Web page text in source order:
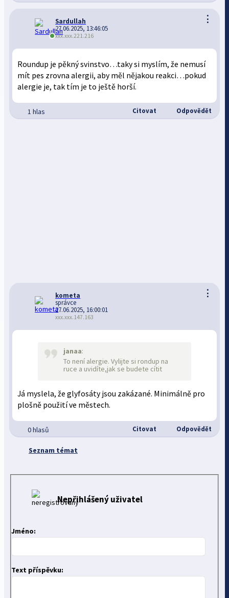
⋮
Sardullah
27.06.2025, 13:46:05
xxx.xxx.221.216
Roundup je pěkný svinstvo…taky si myslím, že nemusí
mít pes zrovna alergii, aby měl nějakou reakci…pokud
alergie je, tak tím je to ještě horší.
1 hlas Citovat Odpovědět
⋮
kometa
správce
27.06.2025, 16:00:01
xxx.xxx.147.163
janaa:
To není alergie. Vylijte si rondup na
ruce a uvidíte,jak se budete cítit
Já myslela, že glyfosáty jsou zakázané. Minimálně pro
plošně použití ve městech.
0 hlasů Citovat Odpovědět
Seznam témat
Nepřihlášený uživatel
Jméno:
Text příspěvku: